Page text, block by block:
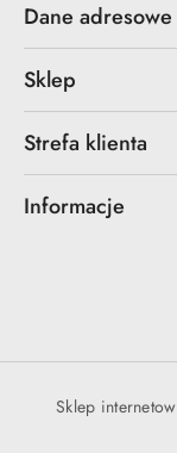
Dane adresowe
Sklep
Strefa klienta
Informacje
Sklep